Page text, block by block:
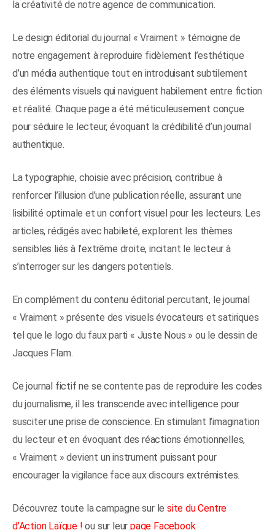
la créativité de notre agence de communication.
Le design éditorial du journal « Vraiment » témoigne de
notre engagement à reproduire fidèlement l’esthétique
d’un média authentique tout en introduisant subtilement
des éléments visuels qui naviguent habilement entre fiction
et réalité. Chaque page a été méticuleusement conçue
pour séduire le lecteur, évoquant la crédibilité d’un journal
authentique.
La typographie, choisie avec précision, contribue à
renforcer l’illusion d’une publication réelle, assurant une
lisibilité optimale et un confort visuel pour les lecteurs. Les
articles, rédigés avec habileté, explorent les thèmes
sensibles liés à l’extrême droite, incitant le lecteur à
s’interroger sur les dangers potentiels.
En complément du contenu éditorial percutant, le journal
« Vraiment » présente des visuels évocateurs et satiriques
tel que le logo du faux parti « Juste Nous » ou le dessin de
Jacques Flam.
Ce journal fictif ne se contente pas de reproduire les codes
du journalisme, il les transcende avec intelligence pour
susciter une prise de conscience. En stimulant l’imagination
du lecteur et en évoquant des réactions émotionnelles,
« Vraiment » devient un instrument puissant pour
encourager la vigilance face aux discours extrémistes.
Découvrez toute la campagne sur lesite du Centre
d’Action Laïque ! ou sur leurpage Facebook